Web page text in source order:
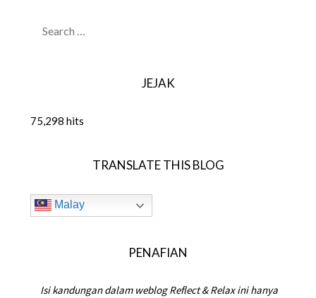
FOR:
JEJAK
75,298 hits
TRANSLATE THIS BLOG
Malay
PENAFIAN
Isi kandungan dalam weblog Reflect & Relax ini hanya